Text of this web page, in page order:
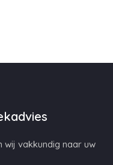
vakkundig naar uw